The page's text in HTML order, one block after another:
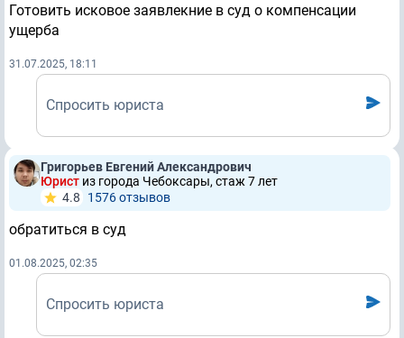
Готовить исковое заявлекние в суд о компенсации
ущерба
31.07.2025, 18:11
Спросить юриста
Григорьев Евгений Александрович
Юрист из города Чебоксары, стаж 7 лет
4.8
1576 отзывов
обратиться в суд
01.08.2025, 02:35
Спросить юриста